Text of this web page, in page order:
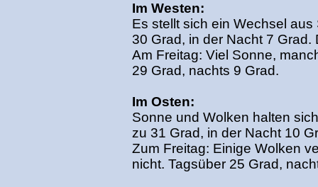
Im Westen:
Es stellt sich ein Wechsel
30 Grad, in der Nacht 7
Am Freitag: Viel Sonne,
29 Grad, nachts 9 Grad.
Im Osten:
Sonne und Wolken halten
zu 31 Grad, in der Nacht 10
Zum Freitag: Einige Wolken
nicht. Tagsüber 25 Grad,